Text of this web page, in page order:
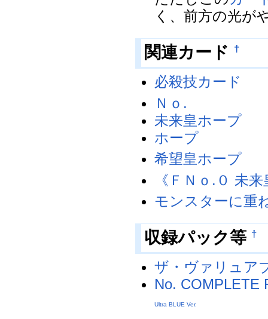
く、前方の光が
関連カード †
必殺技カード
Ｎｏ.
未来皇ホープ
ホープ
希望皇ホープ
《ＦＮｏ.０ 未
モンスターに重
収録パック等 †
ザ・ヴァリュア
No. COMPLETE
Ultra BLUE Ver.